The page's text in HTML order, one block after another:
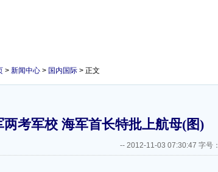
> 新闻中心 > 国内国际 > 正文
考军校 海军首长特批上航母(图)
-- 2012-11-03 07:30:47 字号：